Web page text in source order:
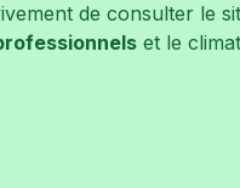
de consulter le
et le